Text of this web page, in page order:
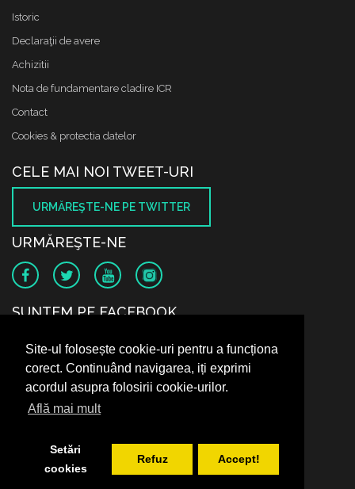
Site-ul folosește cookie-uri pentru a funcționa
corect. Continuând navigarea, iți exprimi
acordul asupra folosirii cookie-urilor.
Află mai mult
Setări
cookies
Refuz Accept!
Istoric
Declaraţii de avere
Achizitii
Nota de fundamentare cladire ICR
Contact
Cookies & protectia datelor
CELE MAI NOI TWEET-URI
URMĂREŞTE-NE PE TWITTER
URMĂREŞTE-NE
SUNTEM PE FACEBOOK